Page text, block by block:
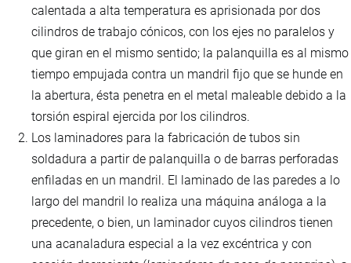
calentada a alta temperatura es aprisionada por dos
cilindros de trabajo cónicos, con los ejes no paralelos y
que giran en el mismo sentido; la palanquilla es al mismo
tiempo empujada contra un mandril fijo que se hunde en
la abertura, ésta penetra en el metal maleable debido a la
torsión espiral ejercida por los cilindros.
Los laminadores para la fabricación de tubos sin
soldadura a partir de palanquilla o de barras perforadas
enfiladas en un mandril. El laminado de las paredes a lo
largo del mandril lo realiza una máquina análoga a la
precedente, o bien, un laminador cuyos cilindros tienen
una acanaladura especial a la vez excéntrica y con